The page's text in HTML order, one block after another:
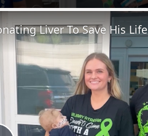
Liver To Save His Life